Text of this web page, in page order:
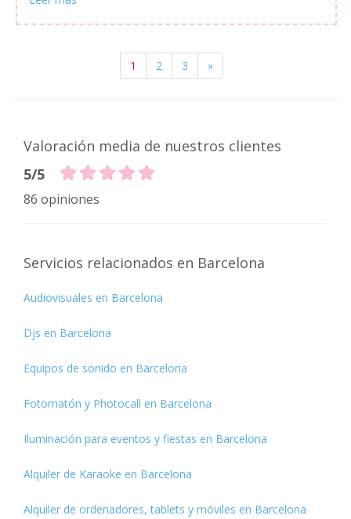
1 2 3 »
Valoración media de nuestros clientes
5/5
86 opiniones
Servicios relacionados en Barcelona
Audiovisuales en Barcelona
Djs en Barcelona
Equipos de sonido en Barcelona
Fotomatón y Photocall en Barcelona
Iluminación para eventos y fiestas en Barcelona
Alquiler de Karaoke en Barcelona
Alquiler de ordenadores, tablets y móviles en Barcelona